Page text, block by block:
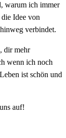
warum ich immer
Idee von
verbindet.
dir mehr
wenn ich noch
ist schön und
auf!